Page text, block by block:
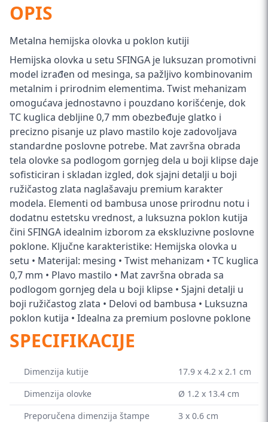
OPIS
Metalna hemijska olovka u poklon kutiji
Hemijska olovka u setu SFINGA je luksuzan promotivni
model izrađen od mesinga, sa pažljivo kombinovanim
metalnim i prirodnim elementima. Twist mehanizam
omogućava jednostavno i pouzdano korišćenje, dok
TC kuglica debljine 0,7 mm obezbeđuje glatko i
precizno pisanje uz plavo mastilo koje zadovoljava
standardne poslovne potrebe. Mat završna obrada
tela olovke sa podlogom gornjeg dela u boji klipse daje
sofisticiran i skladan izgled, dok sjajni detalji u boji
ružičastog zlata naglašavaju premium karakter
modela. Elementi od bambusa unose prirodnu notu i
dodatnu estetsku vrednost, a luksuzna poklon kutija
čini SFINGA idealnim izborom za ekskluzivne poslovne
poklone. Ključne karakteristike: Hemijska olovka u
setu • Materijal: mesing • Twist mehanizam • TC kuglica
0,7 mm • Plavo mastilo • Mat završna obrada sa
podlogom gornjeg dela u boji klipse • Sjajni detalji u
boji ružičastog zlata • Delovi od bambusa • Luksuzna
poklon kutija • Idealna za premium poslovne poklone
SPECIFIKACIJE
Dimenzija kutije
17.9 x 4.2 x 2.1 cm
Dimenzija olovke
Ø 1.2 x 13.4 cm
Preporučena dimenzija štampe
3 x 0.6 cm